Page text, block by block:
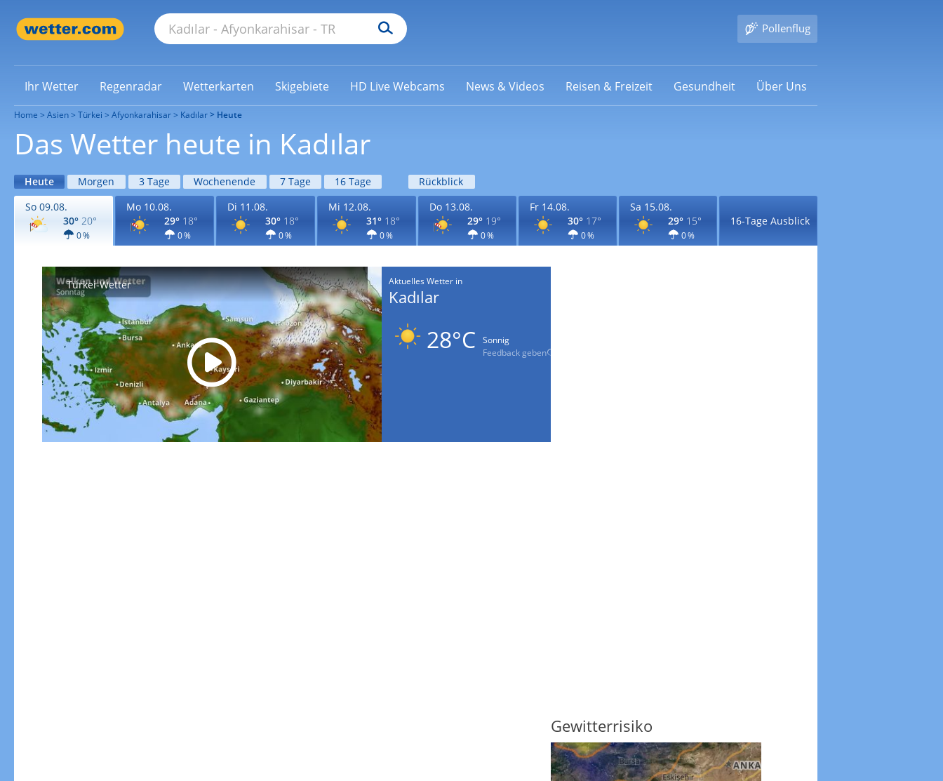
Pollenflug
Ihr Wetter Regenradar Wetterkarten Skigebiete HD Live Webcams News & Videos Reisen & Freizeit Gesundheit Über Uns
Home Asien Türkei Afyonkarahisar Kadılar Heute
Das Wetter heute in Kadılar
Heute Morgen 3 Tage Wochenende 7 Tage 16 Tage
Rückblick
So 09.08.
30° 20°
0 %
Mo 10.08.
29° 18°
0 %
Di 11.08.
30° 18°
0 %
Mi 12.08.
31° 18°
0 %
Do 13.08.
29° 19°
0 %
Fr 14.08.
30° 17°
0 %
Sa 15.08.
29° 15°
0 %
16-Tage Ausblick
Türkei-Wetter Aktuelles Wetter in
Kadılar
28°C
Sonnig
Feedback geben
Gewitterrisiko